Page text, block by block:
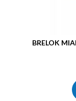
BRELOK